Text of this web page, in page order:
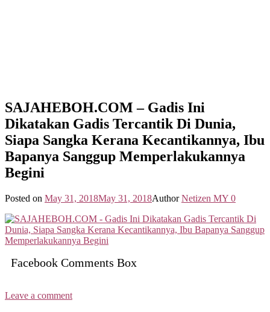
SAJAHEBOH.COM – Gadis Ini
Dikatakan Gadis Tercantik Di Dunia,
Siapa Sangka Kerana Kecantikannya, Ibu
Bapanya Sanggup Memperlakukannya
Begini
Posted on May 31, 2018May 31, 2018Author Netizen MY 0
Facebook Comments Box
Leave a comment